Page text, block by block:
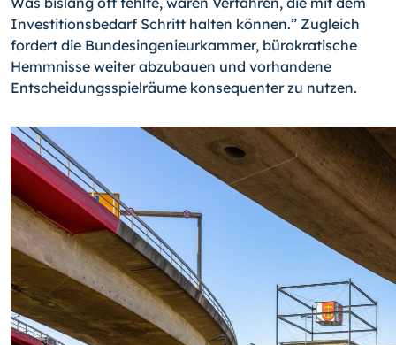
Investitionsbedarf Schritt halten können.” Zugleich
fordert die Bundesingenieurkammer, bürokratische
Hemmnisse weiter abzubauen und vorhandene
Entscheidungsspielräume konsequenter zu nutzen.